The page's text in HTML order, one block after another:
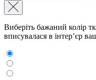
Виберіть бажаний колір
вписувалася в інтер’єр